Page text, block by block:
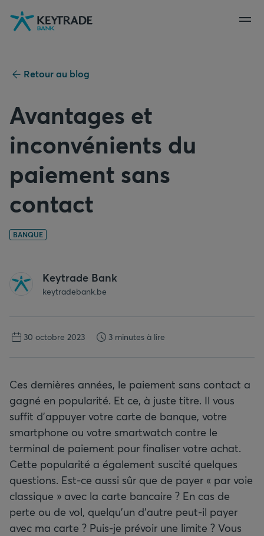
Aller
Aller
Aller
au
Retour au blog
Avantages et
inconvénients du
paiement sans
contact
BANQUE
Keytrade Bank
keytradebank.be
30 octobre 2023 3 minutes à lire
Ces dernières années, le paiement sans contact a
gagné en popularité. Et ce, à juste titre. Il vous
suffit d’appuyer votre carte de banque, votre
smartphone ou votre smartwatch contre le
terminal de paiement pour finaliser votre achat.
Cette popularité a également suscité quelques
questions. Est-ce aussi sûr que de payer « par voie
classique » avec la carte bancaire ? En cas de
perte ou de vol, quelqu’un d’autre peut-il payer
avec ma carte ? Puis-je prévoir une limite ? Vous